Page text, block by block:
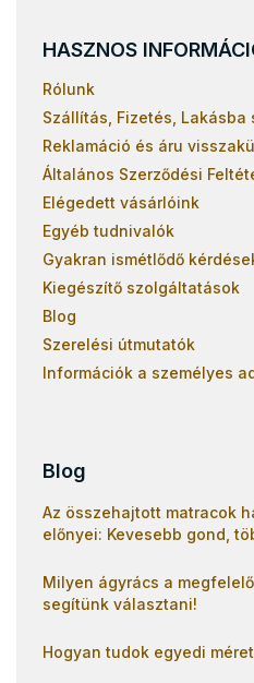
HASZNOS
Rólunk
Szállítás, Fizetés, Lakásba
Reklamáció és áru
Általános Szerződési
Elégedett vásárlóink
Egyéb tudnivalók
Gyakran ismétlődő
Kiegészítő szolgáltatások
Blog
Szerelési útmutatók
Információk a személyes
Blog
Az összehajtott matracok
előnyei: Kevesebb gond,
Milyen ágyrács a
segítünk választani!
Hogyan tudok egyedi